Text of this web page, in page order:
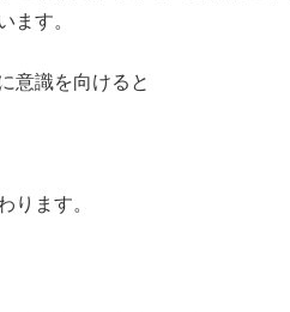
ます。
意識を向けると
ります。